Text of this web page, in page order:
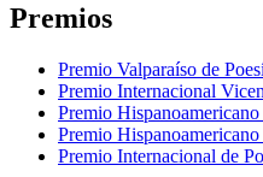
Premios
Premio Valparaíso de
Premio Internacional
Premio
Premio
Premio Internacional de